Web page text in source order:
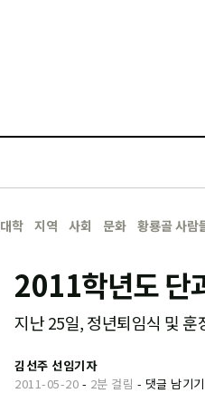
대학 지역 사회 문화 황룡골 사람
2011학년도 단
지난 25일, 정년퇴임식 및 훈
김선주 선임기자
2011-05-20 - 2분 걸림 - 댓글 남기기